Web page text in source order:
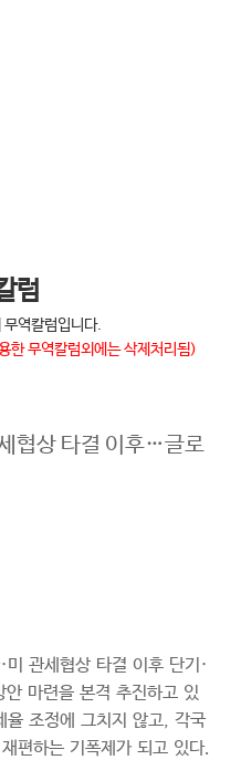
럼
무역칼럼입니다.
한 무역칼럼외에는 삭제처리됨)
협상 타결 이후…글로
관세협상 타결 이후 단기·
마련을 본격 추진하고 있
조정에 그치지 않고, 각국
편하는 기폭제가 되고 있다.